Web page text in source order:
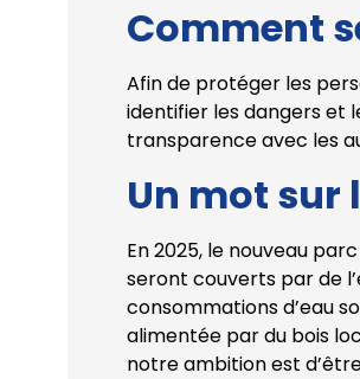
Comment
Afin de protéger les
identifier les dangers et
transparence avec les
Un mot sur
En 2025, le nouveau
seront couverts par de
consommations d’eau
alimentée par du bois
notre ambition est